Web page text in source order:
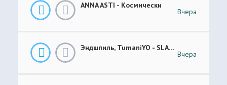
ANNA ASTI - Космически
Вчера
Эндшпиль, TumaniYO - SLANG
Вчера